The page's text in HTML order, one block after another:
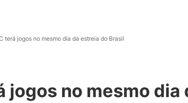
terá jogos no mesmo dia da estreia do Brasil
jogos no mesmo dia